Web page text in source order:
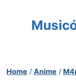
Home / Anime /